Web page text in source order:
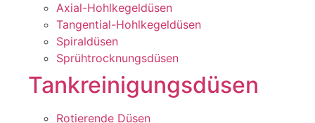
Axial-Hohlkegeldüsen
Tangential-Hohlkegeldüsen
Spiraldüsen
Sprühtrocknungsdüsen
Tankreinigungsdüsen
Rotierende Düsen